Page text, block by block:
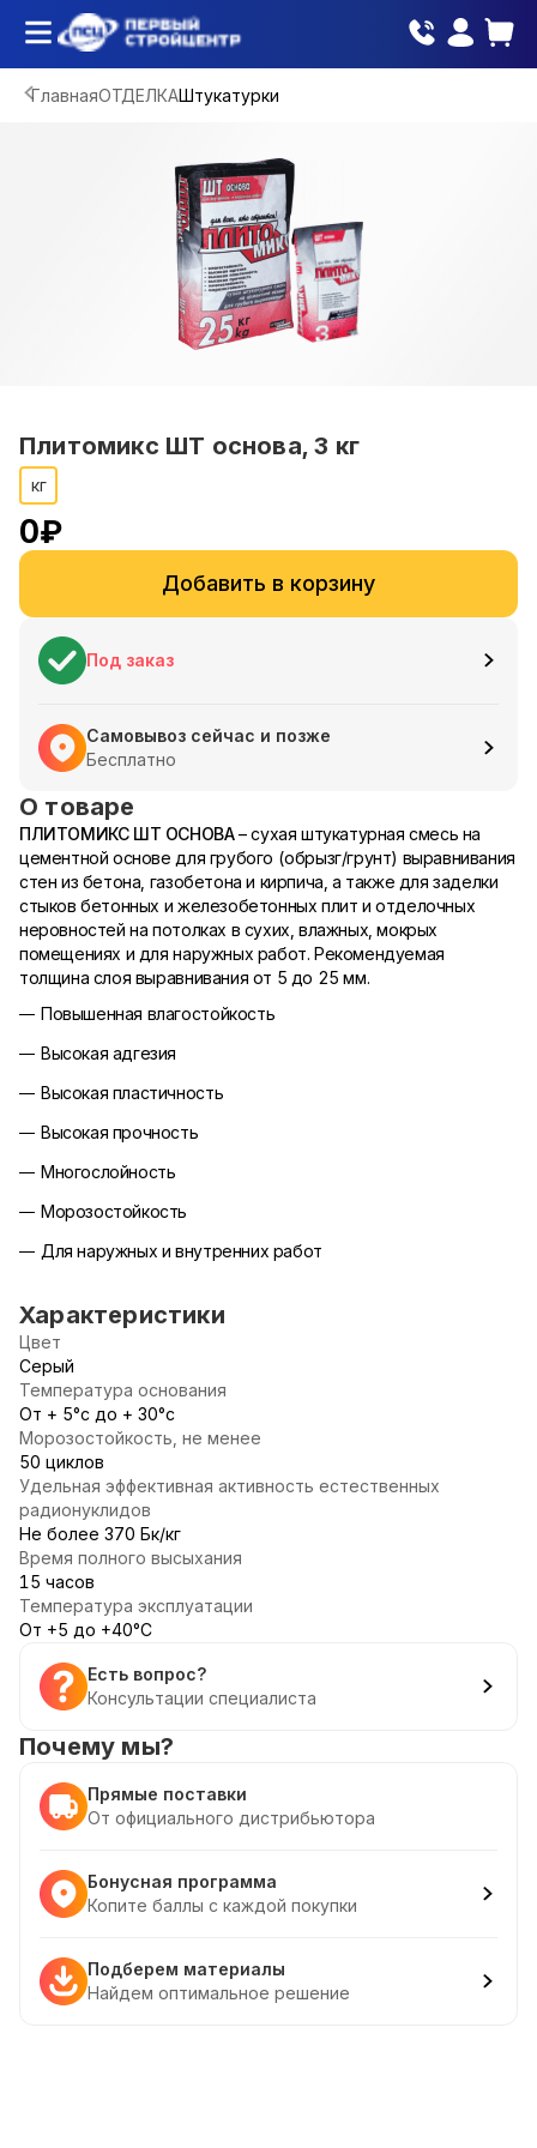
ГлавнаяОТДЕЛКАШтукатурки
Плитомикс ШТ основа, 3 кг
кг
0₽
Добавить в корзину
Под заказ
Самовывоз сейчас и позже
Бесплатно
О товаре
ПЛИТОМИКС ШТ ОСНОВА– сухая штукатурная смесь на
цементной основе для грубого (обрызг/грунт) выравнивания
стен из бетона, газобетона и кирпича, а также для заделки
стыков бетонных и железобетонных плит и отделочных
неровностей на потолках в сухих, влажных, мокрых
помещениях и для наружных работ. Рекомендуемая
толщина слоя выравнивания от 5 до 25 мм.
Повышенная влагостойкость
Высокая адгезия
Высокая пластичность
Высокая прочность
Многослойность
Морозостойкость
Для наружных и внутренних работ
Характеристики
Цвет
Серый
Температура основания
От + 5°с до + 30°с
Морозостойкость, не менее
50 циклов
Удельная эффективная активность естественных
радионуклидов
Не более 370 Бк/кг
Время полного высыхания
15 часов
Температура эксплуатации
От +5 до +40°С
Есть вопрос?
Консультации специалиста
Почему мы?
Прямые поставки
От официального дистрибьютора
Бонусная программа
Копите баллы с каждой покупки
Подберем материалы
Найдем оптимальное решение